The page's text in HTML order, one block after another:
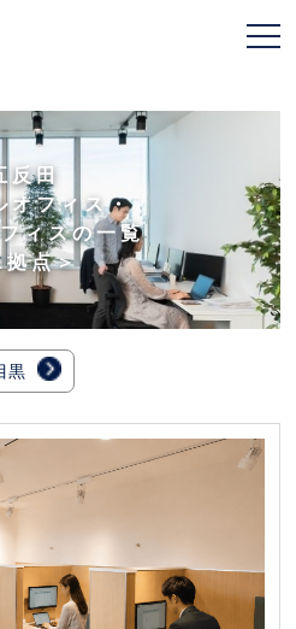
会員ページ
ページ
プラン
点一覧
約フロー
ある質問
のオフィス
反田
オフィス・
ィスの一覧
拠点＞
黒